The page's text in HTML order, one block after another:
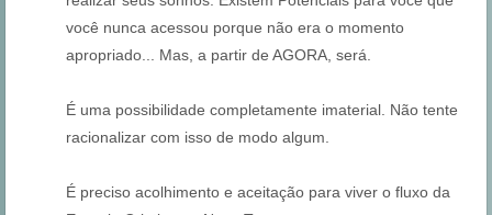
você nunca acessou porque não era o momento
apropriado... Mas, a partir de AGORA, será.
É uma possibilidade completamente imaterial. Não tente
racionalizar com isso de modo algum.
É preciso acolhimento e aceitação para viver o fluxo da